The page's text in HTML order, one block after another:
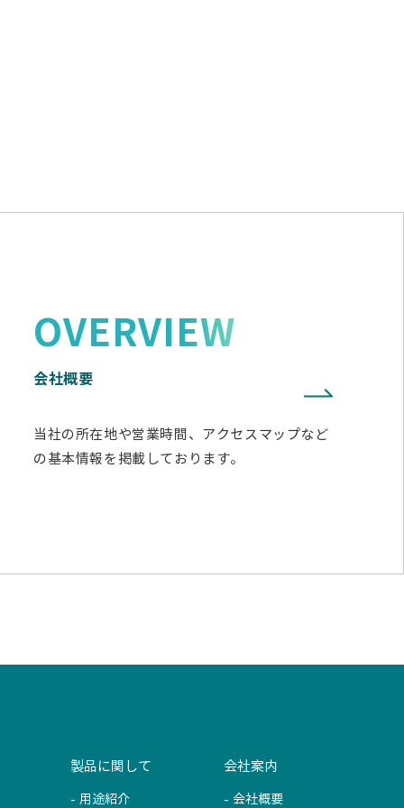
OVERVIEW
会社概要
当社の所在地や営業時間、アクセスマップなど
の基本情報を掲載しております。
製品に関して
用途紹介
会社案内
会社概要